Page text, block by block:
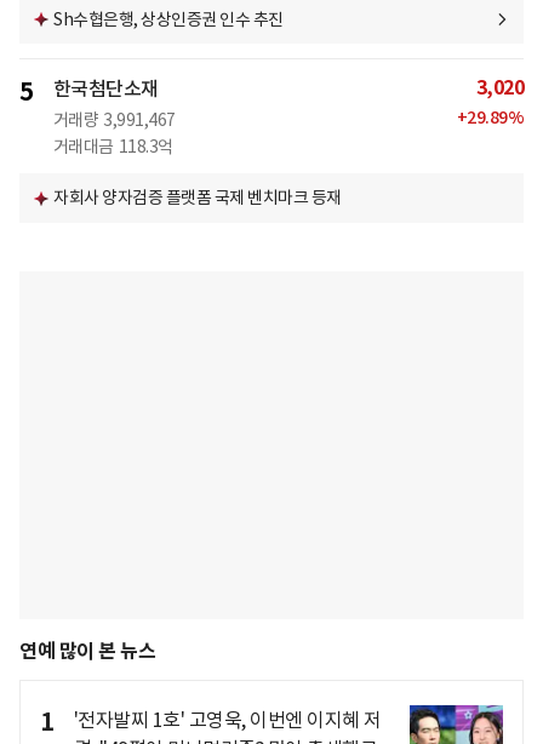
Sh수협은행, 상상인증권 인수 추진
5 한국첨단소재
거래량 3,991,467
거래대금 118.3억
3,020
+29.89%
자회사 양자검증 플랫폼 국제 벤치마크 등재
연예 많이 본 뉴스
1
'전자발찌 1호' 고영욱, 이번엔 이지혜 저